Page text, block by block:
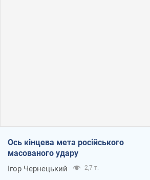
Ось кінцева мета російського
масованого удару
Ігор Чернецький 2,7 т.